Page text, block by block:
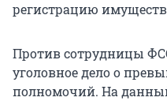
регистрацию
Против сотрудницы
уголовное дело о
полномочий. На